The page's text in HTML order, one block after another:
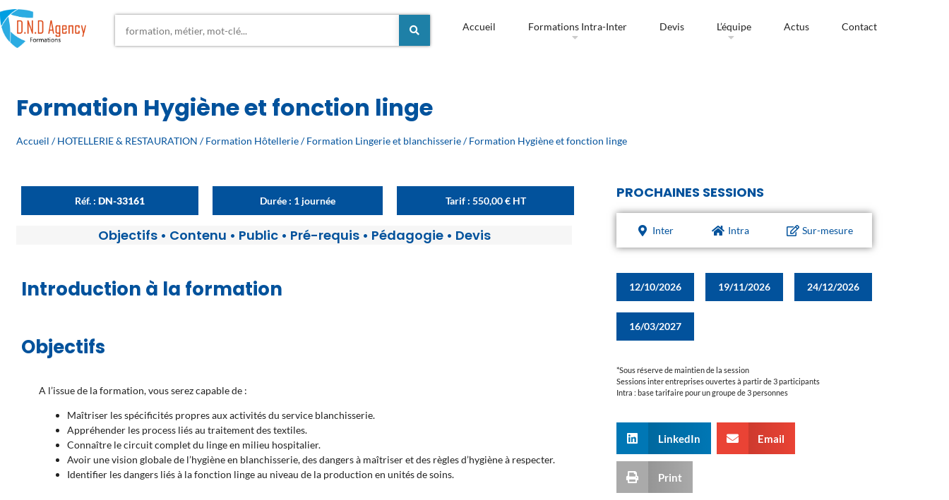
Accueil Formations Intra-Inter Devis L’équipe Actus Contact
Formation Hygiène et fonction linge
Accueil /HOTELLERIE & RESTAURATION /Formation Hôtellerie/Formation Lingerie et blanchisserie/ Formation Hygiène et fonction linge
Réf. :DN-33161 Durée : 1 journée Tarif : 550,00€HT
Objectifs• Contenu • Public• Pré-requis• Pédagogie• Devis
Introduction à la formation
Objectifs
A l’issue de la formation, vous serez capable de :
Maîtriser les spécificités propres aux activités du service blanchisserie.
Appréhender les process liés au traitement des textiles.
Connaître le circuit complet du linge en milieu hospitalier.
Avoir une vision globale de l’hygiène en blanchisserie, des dangers à maîtriser et des règles d’hygiène à respecter.
Identifier les dangers liés à la fonction linge au niveau de la production en unités de soins.
PROCHAINES SESSIONS
Inter Intra Sur-mesure
12/10/2026 19/11/2026 24/12/2026
16/03/2027
*Sous réserve de maintien de la session
Sessions inter entreprises ouvertes à partir de 3 participants
Intra : base tarifaire pour un groupe de 3 personnes
LinkedIn Email
Print